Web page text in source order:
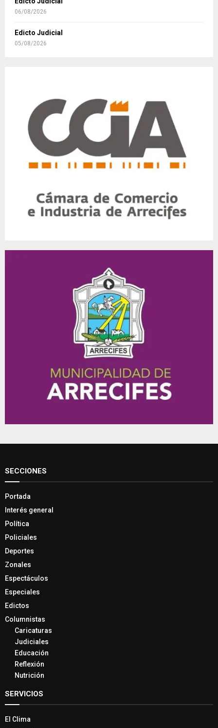
06/08/2026
Edicto Judicial
05/08/2026
SECCIONES
Portada
Interés general
Política
Policiales
Deportes
Zonales
Espectáculos
Especiales
Edictos
Columnistas
Caricaturas
Judiciales
Educación
Reflexión
Nutrición
SERVICIOS
El Clima